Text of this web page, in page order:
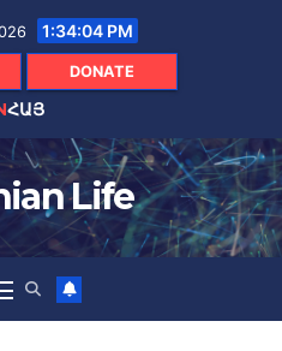
1:34:05 PM
DONATE
ՀԱՅ
Life